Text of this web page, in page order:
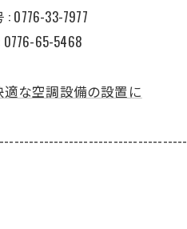
0776-33-7977
0776-65-5468
な空調設備の設置に